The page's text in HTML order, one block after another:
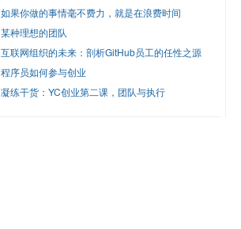
如果你做的事情毫不费力，就是在浪费时间
某种理想的团队
互联网组织的未来：剖析GitHub员工的任性之源
程序员如何参与创业
凝练干货：YC创业第二课，团队与执行